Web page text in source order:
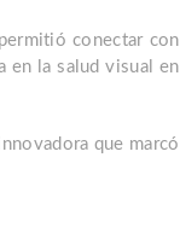
conectar con
en la salud visual en
que marcó